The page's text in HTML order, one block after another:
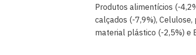
Produtos alimentícios (-
calçados (-7,9%),
material plástico (-2,5%) e